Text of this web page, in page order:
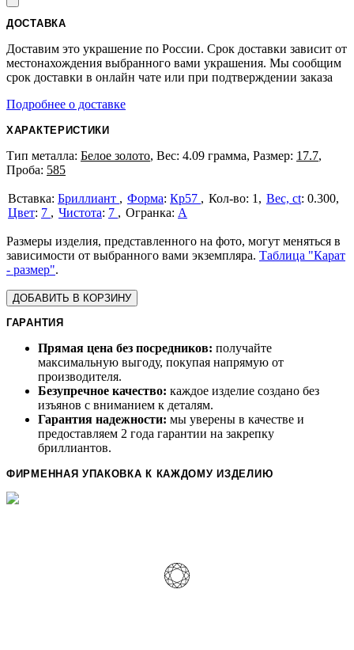
ДОСТАВКА
Доставим это украшение по России. Срок доставки зависит от
местонахождения выбранного вами украшения. Мы сообщим
срок доставки в онлайн чате или при подтверждении заказа
Подробнее о доставке
ХАРАКТЕРИСТИКИ
Тип металла: Белое золото, Вес: 4.09 грамма, Размер: 17.7,
Проба: 585
Бриллиант Форма: Кр57 1 Вес, ct: 0.300
Цвет: 7 Чистота: 7 А
Размеры изделия, представленного на фото, могут меняться в
зависимости от выбранного вами экземпляра. Таблица "Карат
- размер".
ДОБАВИТЬ В КОРЗИНУ
ГАРАНТИЯ
Прямая цена без посредников: получайте
максимальную выгоду, покупая напрямую от
производителя.
Безупречное качество: каждое изделие создано без
изъянов с вниманием к деталям.
Гарантия надежности: мы уверены в качестве и
предоставляем 2 года гарантии на закрепку
бриллиантов.
ФИРМЕННАЯ УПАКОВКА К КАЖДОМУ ИЗДЕЛИЮ